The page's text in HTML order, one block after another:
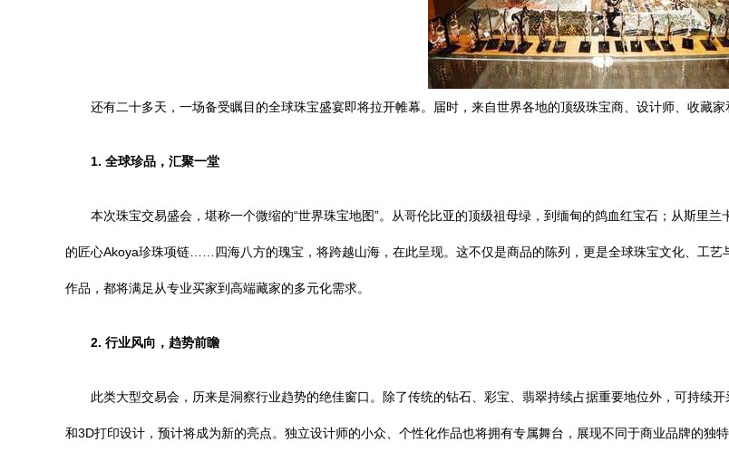
还有二十多天，一场备受瞩目的全球珠宝盛宴即将拉开帷幕。届时，来自世界各地的顶级珠宝商、设计师、收藏
1. 全球珍品，汇聚一堂
本次珠宝交易盛会，堪称一个微缩的“世界珠宝地图”。从哥伦比亚的顶级祖母绿，到缅甸的鸽血红宝石；从斯里
的匠心Akoya珍珠项链……四海八方的瑰宝，将跨越山海，在此呈现。这不仅是商品的陈列，更是全球珠宝文化、工
作品，都将满足从专业买家到高端藏家的多元化需求。
2. 行业风向，趋势前瞻
此类大型交易会，历来是洞察行业趋势的绝佳窗口。除了传统的钻石、彩宝、翡翠持续占据重要地位外，可持续
和3D打印设计，预计将成为新的亮点。独立设计师的小众、个性化作品也将拥有专属舞台，展现不同于商业品牌的独